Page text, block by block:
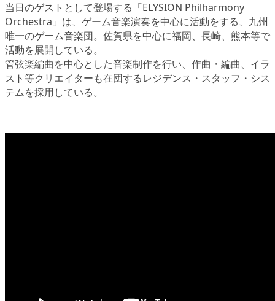
当日のゲストとして登場する「ELYSION Philharmony
Orchestra」は、ゲーム音楽演奏を中心に活動をする、九州
唯一のゲーム音楽団。佐賀県を中心に福岡、長崎、熊本等で
活動を展開している。
管弦楽編曲を中心とした音楽制作を行い、作曲・編曲、イラ
スト等クリエイターも在団するレジデンス・スタッフ・シス
テムを採用している。